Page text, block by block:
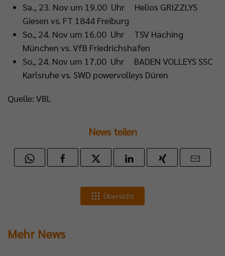
Sa., 23. Nov um 19.00 Uhr Helios GRIZZLYS
Giesen vs. FT 1844 Freiburg
So., 24. Nov um 16.00 Uhr TSV Haching
München vs. VfB Friedrichshafen
So., 24. Nov um 17.00 Uhr BADEN VOLLEYS SSC
Karlsruhe vs. SWD powervolleys Düren
Quelle: VBL
News teilen
Übersicht
Mehr News